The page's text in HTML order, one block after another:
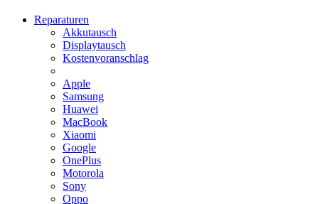
Reparaturen
Akkutausch
Displaytausch
Kostenvoranschlag
Apple
Samsung
Huawei
MacBook
Xiaomi
Google
OnePlus
Motorola
Sony
Oppo